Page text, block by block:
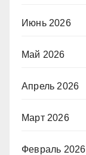
Июнь 2026
Май 2026
Апрель 2026
Март 2026
Февраль 2026